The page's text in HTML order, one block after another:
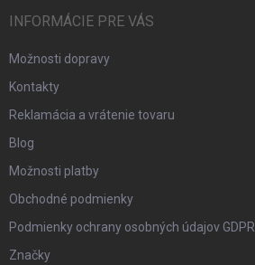
INFORMÁCIE PRE VÁS
Možnosti dopravy
Kontakty
Reklamácia a vrátenie tovaru
Blog
Možnosti platby
Obchodné podmienky
Podmienky ochrany osobných údajov GDPR
Značky